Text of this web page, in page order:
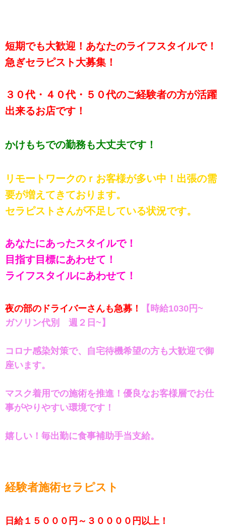
短期でも大歓迎！あなたのライフスタイルで！
急ぎセラピスト大募集！
３０代・４０代・５０代のご経験者の方が活躍
出来るお店です！
かけもちでの勤務も大丈夫です！
リモートワークのｒお客様が多い中！出張の需
要が増えてきております。
セラピストさんが不足している状況です。
あなたにあったスタイルで！
目指す目標にあわせて！
ライフスタイルにあわせて！
夜の部のドライバーさんも急募！
【時給1030円~
ガソリン代別 週２日~】
コロナ感染対策で、自宅待機希望の方も大歓迎で御
座います。
マスク着用での施術を推進！優良なお客様層でお仕
事がやりやすい環境です！
嬉しい！毎出勤に食事補助手当支給。
経験者施術セラピスト
日給１５０００円～３００００円以上！